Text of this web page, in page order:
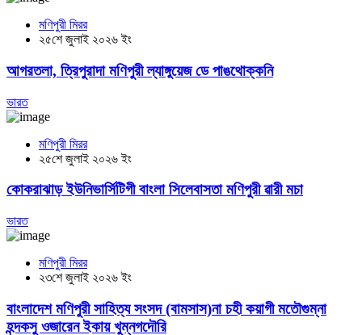
মণিপুরী মিরর
২৫শে জুলাই ২০২৬ ইং
আগরতলা, ত্রিপুরাদা মণিপুরী ল্যাঙ্গুয়েজ ডে পাঙথোক্কনি
ভারত
মণিপুরী মিরর
২৫শে জুলাই ২০২৬ ইং
কোকরাঝাড় ইউনিভার্সিটিগী বাংলা সিলেবাসতা মণিপুরী ৱারী মচা
ভারত
মণিপুরী মিরর
২৩শে জুলাই ২০২৬ ইং
বাংলাদেশ মণিপুরী সাহিত্য সংসদ (বামসাস)না চহী কয়াগী মতৌগুম্না
হন্দকসু ওজারেন ইকায় খুম্নগদৌরি